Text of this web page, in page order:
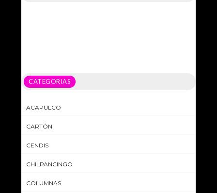
CATEGORIAS
ACAPULCO
CARTÓN
CENDIS
CHILPANCINGO
COLUMNAS